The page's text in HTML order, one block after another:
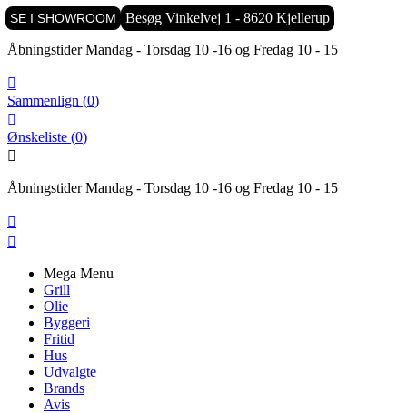

Åbningstider Mandag - Torsdag 10 -16 og Fredag 10 - 15

Sammenlign (0)

Ønskeliste (0)

Åbningstider Mandag - Torsdag 10 -16 og Fredag 10 - 15


Mega Menu
Grill
Olie
Byggeri
Fritid
Hus
Udvalgte
Brands
Avis
SE I SHOWROOM Besøg Vinkelvej 1 - 8620 Kjellerup